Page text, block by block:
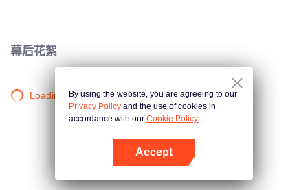
幕后花絮
Loading…By using the website, you are agreeing to our
Privacy Policy and the use of cookies in
accordance with our Cookie Policy.
Accept